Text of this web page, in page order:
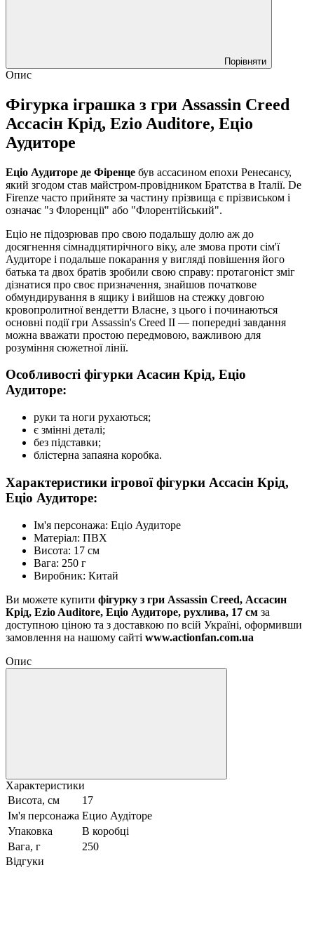
Порівняти
Опис
Фігурка іграшка з гри Assassin Creed
Ассасін Крід, Ezio Auditore, Еціо
Аудиторе
Еціо Аудиторе де Фіренце був ассасином епохи Ренесансу,
який згодом став майстром-провідником Братства в Італії. De
Firenze часто прийняте за частину прізвища є прізвиськом і
означає "з Флоренції" або "Флорентійський".
Еціо не підозрював про свою подальшу долю аж до
досягнення сімнадцятирічного віку, але змова проти сім'ї
Аудиторе і подальше покарання у вигляді повішення його
батька та двох братів зробили свою справу: протагоніст зміг
дізнатися про своє призначення, знайшов початкове
обмундирування в ящику і вийшов на стежку довгою
кровопролитної вендетти Власне, з цього і починаються
основні події гри Assassin's Creed II — попередні завдання
можна вважати простою передмовою, важливою для
розуміння сюжетної лінії.
Особливості фігурки Асасин Крід, Еціо
Аудиторе:
руки та ноги рухаються;
є змінні деталі;
без підставки;
блістерна запаяна коробка.
Характеристики ігрової фігурки Ассасін Крід,
Еціо Аудиторе:
Ім'я персонажа: Еціо Аудиторе
Матеріал: ПВХ
Висота: 17 см
Вага: 250 г
Виробник: Китай
Ви можете купити фігурку з гри Assassin Creed, Ассасин
Крід, Ezio Auditore, Еціо Аудиторе, рухлива, 17 см за
доступною ціною та з доставкою по всій Україні, оформивши
замовлення на нашому сайті www.actionfan.com.ua
Опис
Характеристики
Висота, см
17
Ім'я персонажа Ецио Аудіторе
Упаковка
В коробці
Вага, г
250
Відгуки